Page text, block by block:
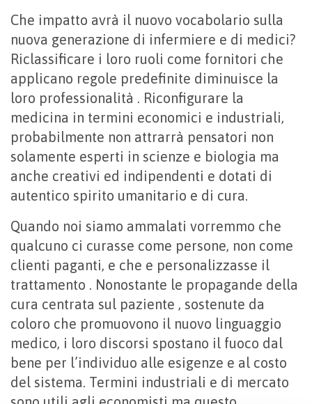
Che impatto avrà il nuovo vocabolario sulla
nuova generazione di infermiere e di medici?
Riclassificare i loro ruoli come fornitori che
applicano regole predefinite diminuisce la
loro professionalità . Riconfigurare la
medicina in termini economici e industriali,
probabilmente non attrarrà pensatori non
solamente esperti in scienze e biologia ma
anche creativi ed indipendenti e dotati di
autentico spirito umanitario e di cura.
Quando noi siamo ammalati vorremmo che
qualcuno ci curasse come persone, non come
clienti paganti, e che e personalizzasse il
trattamento . Nonostante le propagande della
cura centrata sul paziente , sostenute da
coloro che promuovono il nuovo linguaggio
medico, i loro discorsi spostano il fuoco dal
bene per l’individuo alle esigenze e al costo
del sistema. Termini industriali e di mercato